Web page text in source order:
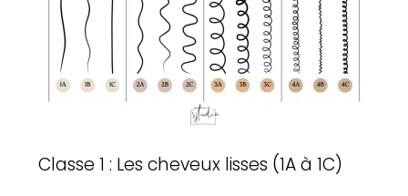
Classe 1 : Les cheveux lisses (1A à 1C)